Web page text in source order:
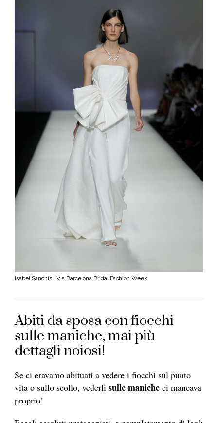
Isabel Sanchis | Via Barcelona Bridal Fashion Week
Abiti da sposa con fiocchi
sulle maniche, mai più
dettagli noiosi!
Se ci eravamo abituati a vedere i fiocchi sul punto
vita o sullo scollo, vederli sulle maniche ci mancava
proprio!